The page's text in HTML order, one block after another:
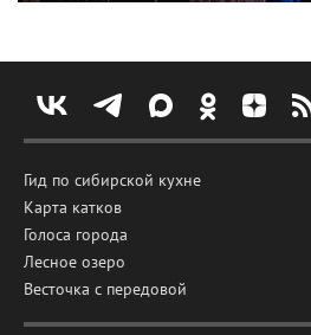
Гид по сибирской кухне
Карта катков
Голоса города
Лесное озеро
Весточка с передовой